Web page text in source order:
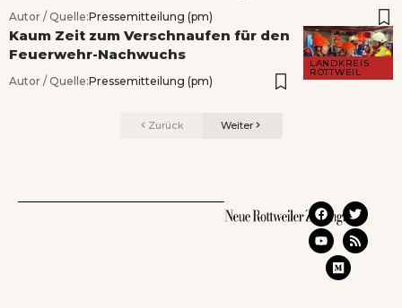
Autor / Quelle:Pressemitteilung (pm)
LANDKREIS
ROTTWEIL
Kaum Zeit zum Verschnaufen für den
Feuerwehr-Nachwuchs
Autor / Quelle:Pressemitteilung (pm)
Zurück Weiter